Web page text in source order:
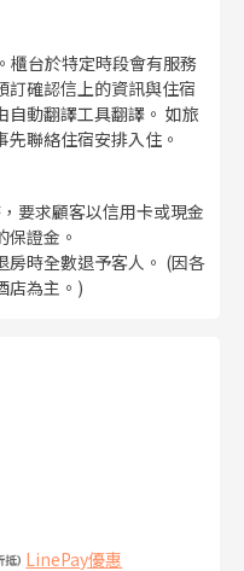
櫃台於特定時段會有服務
訂確認信上的資訊與住宿
動翻譯工具翻譯。 如旅
聯絡住宿安排入住。
要求顧客以信用卡或現金
證金。
房時全數退予客人。 (因各
店為主。)
LinePay優惠